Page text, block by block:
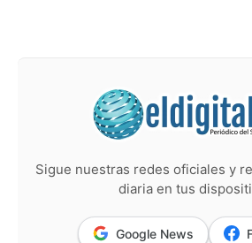
Sigue nuestras redes oficiales y
diaria en tus
Google News